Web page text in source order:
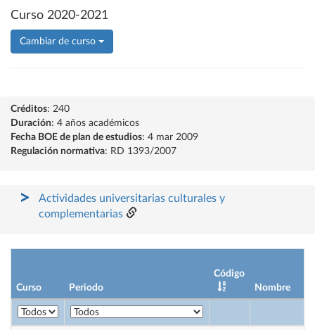
Curso 2020-2021
Cambiar de curso
Créditos: 240
Duración: 4 años académicos
Fecha BOE de plan de estudios: 4 mar 2009
Regulación normativa: RD 1393/2007
Actividades universitarias culturales y
complementarias
Curso Periodo
Código
Nombre